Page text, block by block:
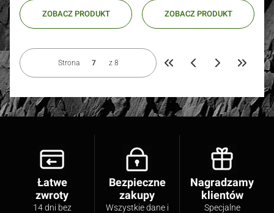
ZOBACZ PRODUKT ZOBACZ PRODUKT
Wróć do pierwszej strony z
Strona z 8
Przejdź
Łatwe
zwroty
14 dni bez
Bezpieczne
zakupy
Wszystkie dane i
Nagradzamy
klientów
Specjalne